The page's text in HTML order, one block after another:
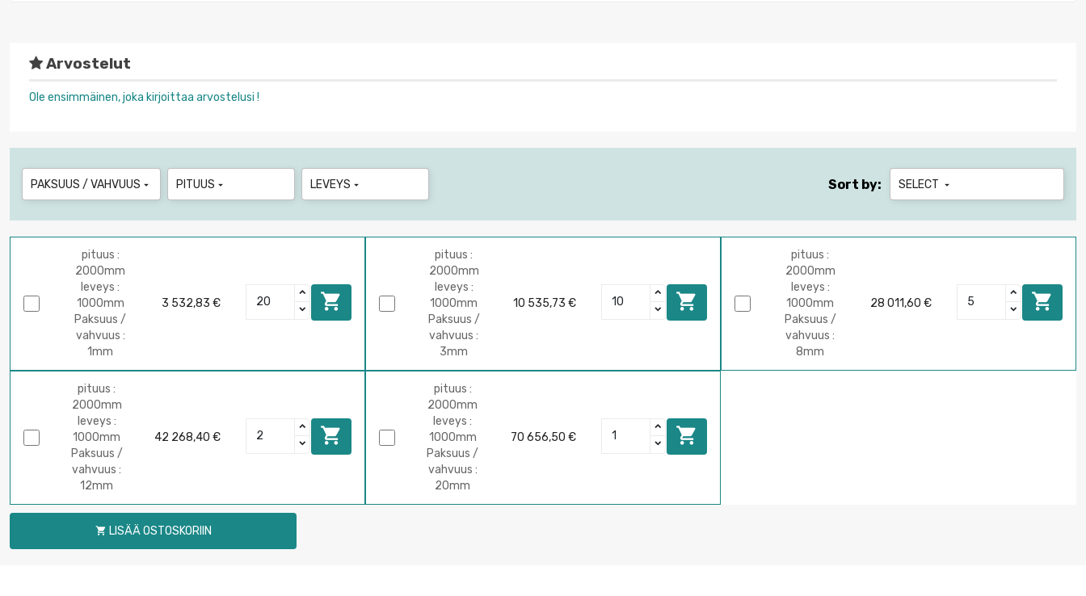
Arvostelut
Ole ensimmäinen, joka kirjoittaa arvostelusi !
PAKSUUS / VAHVUUS  PITUUS  LEVEYS  Sort by: SELECT 
pituus :
2000mm
leveys :
1000mm
Paksuus /
vahvuus :
1mm
3 532,83 € 
pituus :
2000mm
leveys :
1000mm
Paksuus /
vahvuus :
3mm
10 535,73 € 
pituus :
2000mm
leveys :
1000mm
Paksuus /
vahvuus :
8mm
28 011,60 € 
pituus :
2000mm
leveys :
1000mm
Paksuus /
vahvuus :
12mm
42 268,40 € 
pituus :
2000mm
leveys :
1000mm
Paksuus /
vahvuus :
20mm
70 656,50 € 
 LISÄÄ OSTOSKORIIN